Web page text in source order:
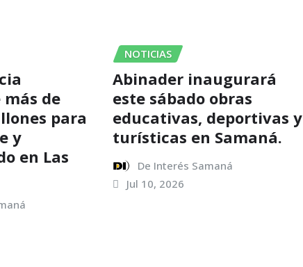
de
para
y
en Las
NOTICIAS
Abinader inaugurará
este sábado obras
educativas, deportivas y
turísticas en Samaná.
De Interés Samaná
Jul 10, 2026